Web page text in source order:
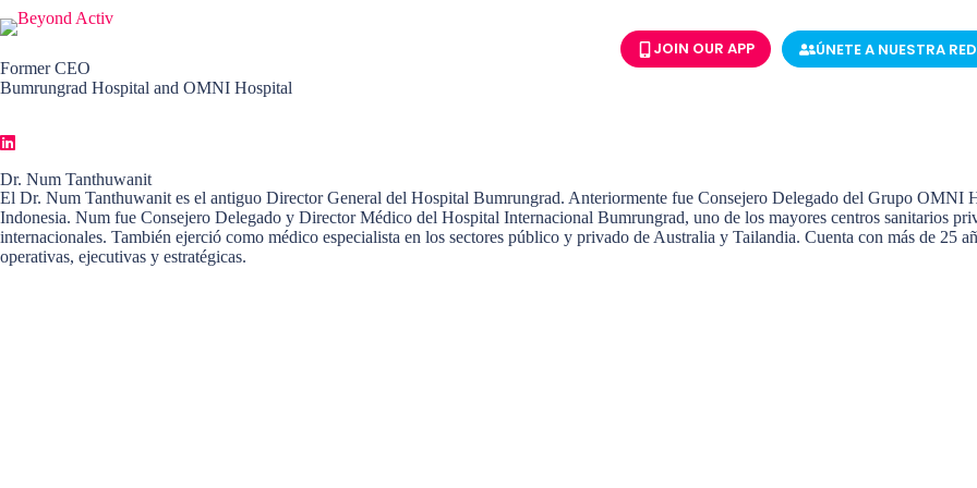
JOIN OUR APP ÚNETE A NUESTRA RED
Former CEO
Bumrungrad Hospital and OMNI Hospital
Dr. Num Tanthuwanit
El Dr. Num Tanthuwanit es el antiguo Director General del Hospital Bumrungrad. Anteriormente fue Consejero Delegado del Grupo OMNI
Indonesia. Num fue Consejero Delegado y Director Médico del Hospital Internacional Bumrungrad, uno de los mayores centros sanitarios
internacionales. También ejerció como médico especialista en los sectores público y privado de Australia y Tailandia. Cuenta con más de 25
operativas, ejecutivas y estratégicas.